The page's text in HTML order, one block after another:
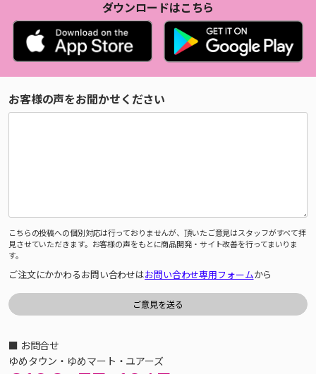
ダウンロードはこちら
お客様の声をお聞かせください
こちらの投稿への個別対応は行っておりませんが、頂いたご意見はスタッフがすべて拝
見させていただきます。お客様の声をもとに商品開発・サイト改善を行ってまいりま
す。
ご注文にかかわるお問い合わせはお問い合わせ専用フォームから
■ お問合せ
ゆめタウン・ゆめマート・ユアーズ